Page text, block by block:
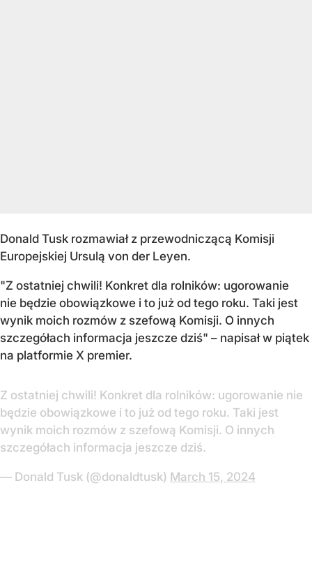
Donald Tusk rozmawiał z przewodniczącą Komisji
Europejskiej Ursulą von der Leyen.
"Z ostatniej chwili! Konkret dla rolników: ugorowanie
nie będzie obowiązkowe i to już od tego roku. Taki jest
wynik moich rozmów z szefową Komisji. O innych
szczegółach informacja jeszcze dziś" – napisał w piątek
na platformie X premier.
Z ostatniej chwili! Konkret dla rolników: ugorowanie nie
będzie obowiązkowe i to już od tego roku. Taki jest
wynik moich rozmów z szefową Komisji. O innych
szczegółach informacja jeszcze dziś.
— Donald Tusk (@donaldtusk) March 15, 2024